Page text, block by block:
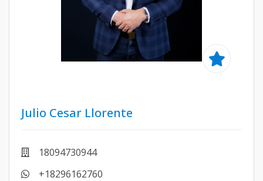
Julio Cesar Llorente
18094730944
+18296162760